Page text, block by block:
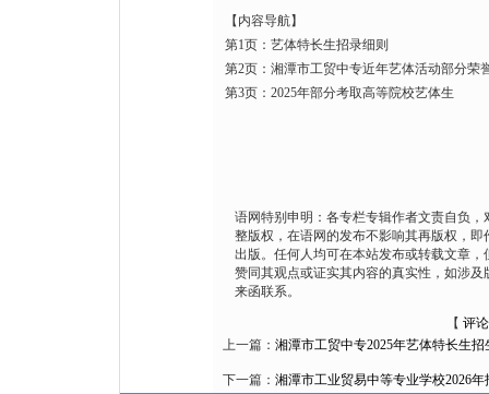
【内容导航】
第1页：艺体特长生招录细则
第2页：湘潭市工贸中专近年艺体活动部分荣
第3页：2025年部分考取高等院校艺体生
语网特别申明：各专栏专辑作者文责自负，
整版权，在语网的发布不影响其再版权，即
出版。任何人均可在本站发布或转载文章，
赞同其观点或证实其内容的真实性，如涉及
来函联系。
【 评论
上一篇： 湘潭市工贸中专2025年艺体特长生招
下一篇： 湘潭市工业贸易中等专业学校2026年